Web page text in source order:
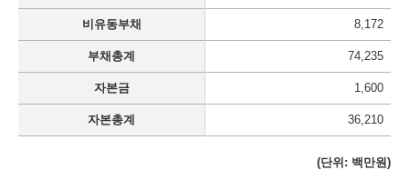
비유동부채 8,172
부채총계 74,235
자본금 1,600
자본총계 36,210
(단위: 백만원)